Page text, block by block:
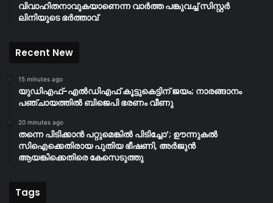
വിവാഹിതനാവുകയാണെന്ന വാർത്ത പങ്കുവച്ച് സിസ്റ്റർ
ലിനിയുടെ ഭർത്താവ്
Recent New
15 minutes ago
യുഡിഎഫ്-എൽഡിഎഫ് കൂട്ടുകെട്ടിന് ജയം; നാരങ്ങാനം
പഞ്ചായത്തില്‍ ബിജെപി ഭരണം വീണു
20 minutes ago
തന്നെ പിടിക്കാൻ പറ്റുമെങ്കിൽ പിടിച്ചോ’; ഊന്നുകൽ
സിഐക്കെതിരായ പുതിയ ഭീഷണി, അർജുൻ
ആയങ്കിക്കെതിരെ കേസെടുത്തു
Tags